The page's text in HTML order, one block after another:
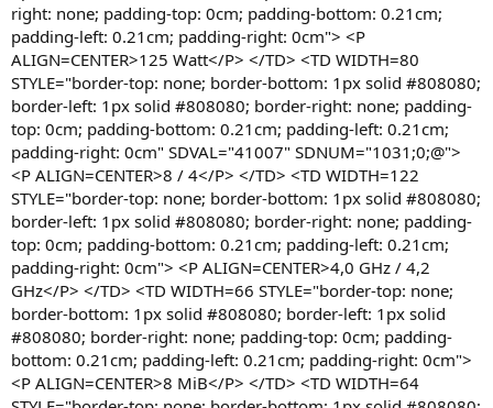
right: none; padding-top: 0cm; padding-bottom: 0.21cm;
padding-left: 0.21cm; padding-right: 0cm"> <P
ALIGN=CENTER>125 Watt</P> </TD> <TD WIDTH=80
STYLE="border-top: none; border-bottom: 1px solid #808080;
border-left: 1px solid #808080; border-right: none; padding-
top: 0cm; padding-bottom: 0.21cm; padding-left: 0.21cm;
padding-right: 0cm" SDVAL="41007" SDNUM="1031;0;@">
<P ALIGN=CENTER>8 / 4</P> </TD> <TD WIDTH=122
STYLE="border-top: none; border-bottom: 1px solid #808080;
border-left: 1px solid #808080; border-right: none; padding-
top: 0cm; padding-bottom: 0.21cm; padding-left: 0.21cm;
padding-right: 0cm"> <P ALIGN=CENTER>4,0 GHz / 4,2
GHz</P> </TD> <TD WIDTH=66 STYLE="border-top: none;
border-bottom: 1px solid #808080; border-left: 1px solid
#808080; border-right: none; padding-top: 0cm; padding-
bottom: 0.21cm; padding-left: 0.21cm; padding-right: 0cm">
<P ALIGN=CENTER>8 MiB</P> </TD> <TD WIDTH=64